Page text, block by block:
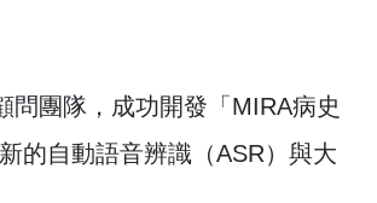
團隊，成功開發「MIRA病史
的自動語音辨識（ASR）與大